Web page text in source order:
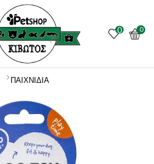
0 0
ΠΑΙΧΝΙΔΙΑ